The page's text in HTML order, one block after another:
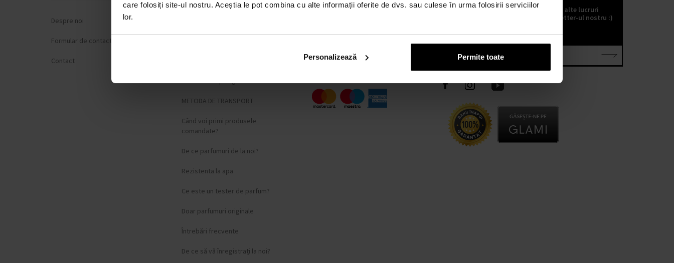
care folosiți site-ul nostru. Aceștia le pot combina cu alte informații oferite de dvs. sau culese în urma folosirii serviciilor
lor.
Personalizează Permite toate
Despre noi
Formular de contact
Contact
METODA DE TRANSPORT
Când voi primi produsele
comandate?
De ce parfumuri de la noi?
Rezistenta la apa
Ce este un tester de parfum?
Doar parfumuri originale
Întrebări frecvente
De ce să vă înregistrați la noi?
Puteți să primiți noutăți, trenduri și alte lucruri
fabuloase dacă vă abonați la kokuletter-ul nostru :)
E-mail*